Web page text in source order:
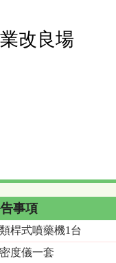
改良場
事項
桿式噴藥機1台
度儀一套